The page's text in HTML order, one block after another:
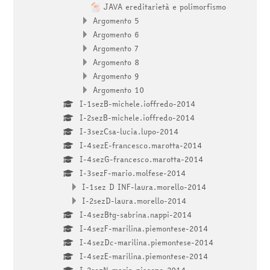
JAVA ereditarietà e polimorfismo
Argomento 5
Argomento 6
Argomento 7
Argomento 8
Argomento 9
Argomento 10
I-1sezB-michele.ioffredo-2014
I-2sezB-michele.ioffredo-2014
I-3sezCsa-lucia.lupo-2014
I-4sezE-francesco.marotta-2014
I-4sezG-francesco.marotta-2014
I-3sezF-mario.molfese-2014
I-1sez D INF-laura.morello-2014
I-2sezD-laura.morello-2014
I-4sezBtg-sabrina.nappi-2014
I-4sezF-marilina.piemontese-2014
I-4sezDc-marilina.piemontese-2014
I-4sezE-marilina.piemontese-2014